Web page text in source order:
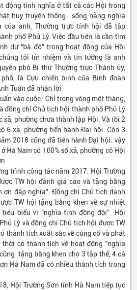
động tình nghĩa ở tất cả các Hội trong
huy truyền thống- sống nặng nghĩa
của anh, Thường trực tỉnh hội đã tập
phố Phủ Lý. Việc đầu tiên là cần tìm
dự “bà đỡ” trong hoạt động của Hội
tôi tín nhiệm và tin tưởng là anh
phó Bí thư Thường trực Thành ủy,
là Cựu chiến binh của Binh đoàn
Tuấn đã nhận lời
vào cuộc- Chỉ trong vòng một tháng,
đồng chí Chủ tịch hội thành phố Phủ Lý
xã, phường chưa thành lập Hội. Và rồi 2
6 xã, phường tiến hành Đại hội. Còn 3
2018 cũng đã tiến hành Đại hội. vậy
Hà Nam có 100% số xã, phường có Hội
công tác năm 2017. Hội Trường
TW hội đánh giá cao và tặng bằng
ơn đáp nghĩa”. Đồng chí Chủ tịch danh
TW hội tặng bằng khen về sự nhiệt
biểu vì “nghĩa tình đồng đội”. Hội
Lý và đồng chí Chủ tịch hội được TW
thành tích xuất sắc về củng cố và phát
có thành tích về hoạt động “nghĩa
tặng bằng khen cho 3 tập thể, 4 cá
Hà Nam đã có nhiều thành tích trong
Hội Trường Sơn tỉnh Hà Nam tiếp tục